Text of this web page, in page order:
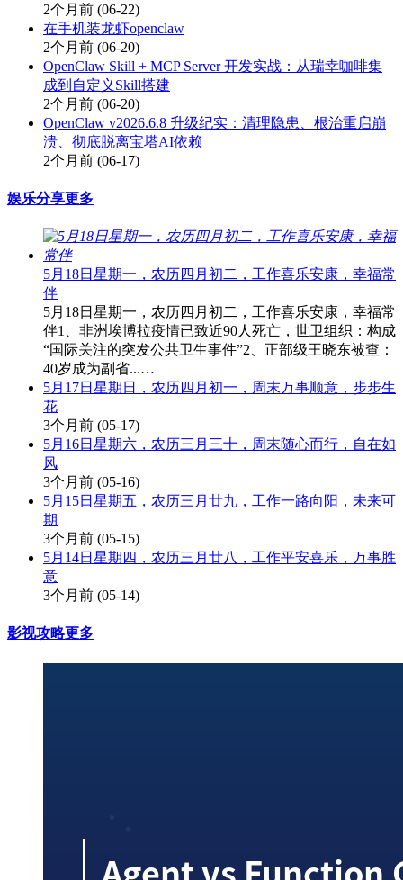
2个月前 (06-22)
在手机装龙虾openclaw
2个月前 (06-20)
OpenClaw Skill + MCP Server 开发实战：从瑞幸咖啡集
成到自定义Skill搭建
2个月前 (06-20)
OpenClaw v2026.6.8 升级纪实：清理隐患、根治重启崩
溃、彻底脱离宝塔AI依赖
2个月前 (06-17)
娱乐分享更多
5月18日星期一，农历四月初二，工作喜乐安康，幸福常
伴
5月18日星期一，农历四月初二，工作喜乐安康，幸福常
伴1、非洲埃博拉疫情已致近90人死亡，世卫组织：构成
“国际关注的突发公共卫生事件”2、正部级王晓东被查：
40岁成为副省...…
5月17日星期日，农历四月初一，周末万事顺意，步步生
花
3个月前 (05-17)
5月16日星期六，农历三月三十，周末随心而行，自在如
风
3个月前 (05-16)
5月15日星期五，农历三月廿九，工作一路向阳，未来可
期
3个月前 (05-15)
5月14日星期四，农历三月廿八，工作平安喜乐，万事胜
意
3个月前 (05-14)
影视攻略更多